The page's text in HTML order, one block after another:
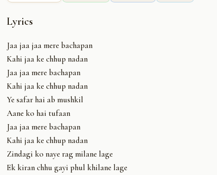
Lyrics
Jaa jaa jaa mere bachapan
Kahi jaa ke chhup nadan
Jaa jaa mere bachapan
Kahi jaa ke chhup nadan
Ye safar hai ab mushkil
Aane ko hai tufaan
Jaa jaa mere bachapan
Kahi jaa ke chhup nadan
Zindagi ko naye rag milane lage
Ek kiran chhu gayi phul khilane lage